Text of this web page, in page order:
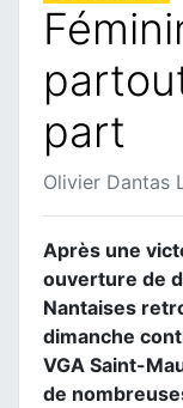
part
Olivier Dantas
Après une
ouverture de
Nantaises
dimanche
VGA Saint-
de